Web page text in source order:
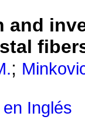
and
;
Inglés